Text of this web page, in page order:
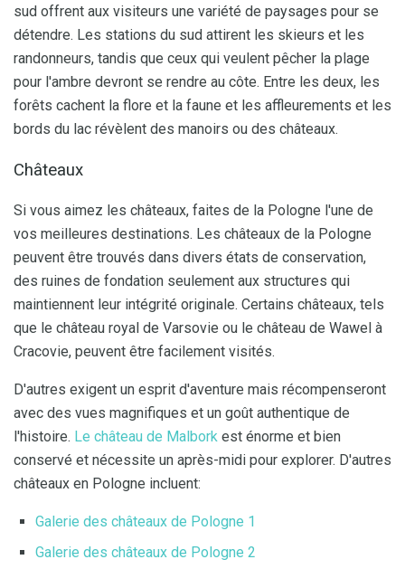
sud offrent aux visiteurs une variété de paysages pour se
détendre. Les stations du sud attirent les skieurs et les
randonneurs, tandis que ceux qui veulent pêcher la plage
pour l'ambre devront se rendre au côte. Entre les deux, les
forêts cachent la flore et la faune et les affleurements et les
bords du lac révèlent des manoirs ou des châteaux.
Châteaux
Si vous aimez les châteaux, faites de la Pologne l'une de
vos meilleures destinations. Les châteaux de la Pologne
peuvent être trouvés dans divers états de conservation,
des ruines de fondation seulement aux structures qui
maintiennent leur intégrité originale. Certains châteaux, tels
que le château royal de Varsovie ou le château de Wawel à
Cracovie, peuvent être facilement visités.
D'autres exigent un esprit d'aventure mais récompenseront
avec des vues magnifiques et un goût authentique de
l'histoire. Le château de Malbork est énorme et bien
conservé et nécessite un après-midi pour explorer. D'autres
châteaux en Pologne incluent:
Galerie des châteaux de Pologne 1
Galerie des châteaux de Pologne 2